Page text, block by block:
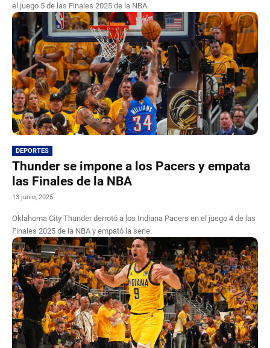
el juego 5 de las Finales 2025 de la NBA.
DEPORTES
Thunder se impone a los Pacers y empata
las Finales de la NBA
13 junio, 2025
Oklahoma City Thunder derrotó a los Indiana Pacers en el juego 4 de las
Finales 2025 de la NBA y empató la serie.